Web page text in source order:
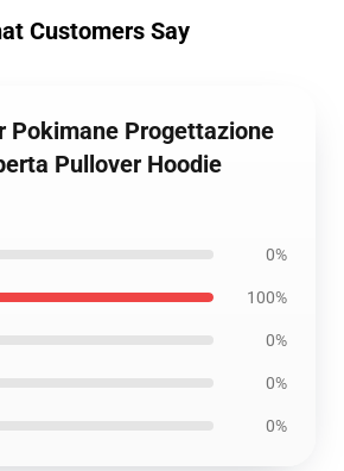
Customers Say
Pokimane Progettazione
Pullover Hoodie
0%
100%
0%
0%
0%